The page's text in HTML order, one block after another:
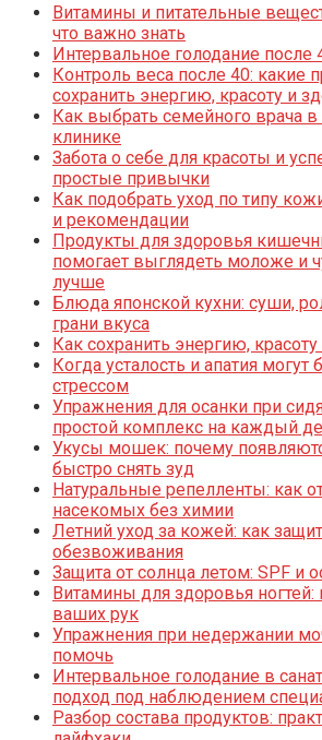
Витамины и питательные
что важно знать
Интервальное голодание после
Контроль веса после 40: какие
сохранить энергию, красоту и
Как выбрать семейного врача
клинике
Забота о себе для красоты и
простые привычки
Как подобрать уход по типу
и рекомендации
Продукты для здоровья
помогает выглядеть моложе и
лучше
Блюда японской кухни: суши,
грани вкуса
Как сохранить энергию,
Когда усталость и апатия могут
стрессом
Упражнения для осанки при
простой комплекс на каждый
Укусы мошек: почему
быстро снять зуд
Натуральные репелленты: как
насекомых без химии
Летний уход за кожей: как
обезвоживания
Защита от солнца летом: SPF и
Витамины для здоровья
ваших рук
Упражнения при недержании
помочь
Интервальное голодание в
подход под наблюдением
Разбор состава продуктов: